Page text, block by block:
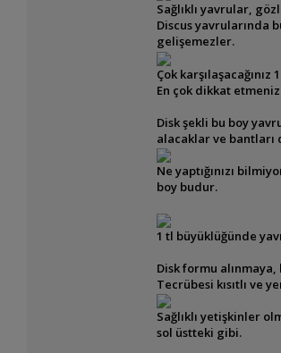
Sağlıklı yavrular,
Discus yavrularında
gelişemezler.
Çok
En çok dikkat
Disk şekli bu boy
alacaklar ve bantları
Ne yaptığınızı
boy budur.
1 tl büyüklüğünde
Disk formu
Tecrübesi kısıtlı ve
Sağlıklı yetişkinler
sol üstteki gibi.